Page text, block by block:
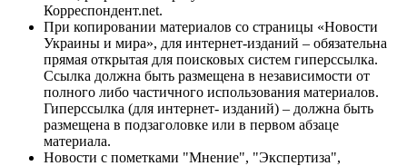
Корреспондент.net.
При копировании материалов со страницы «Новости
Украины и мира», для интернет-изданий – обязательна
прямая открытая для поисковых систем гиперссылка.
Ссылка должна быть размещена в независимости от
полного либо частичного использования материалов.
Гиперссылка (для интернет- изданий) – должна быть
размещена в подзаголовке или в первом абзаце
материала.
Новости с пометками "Мнение", "Экспертиза",